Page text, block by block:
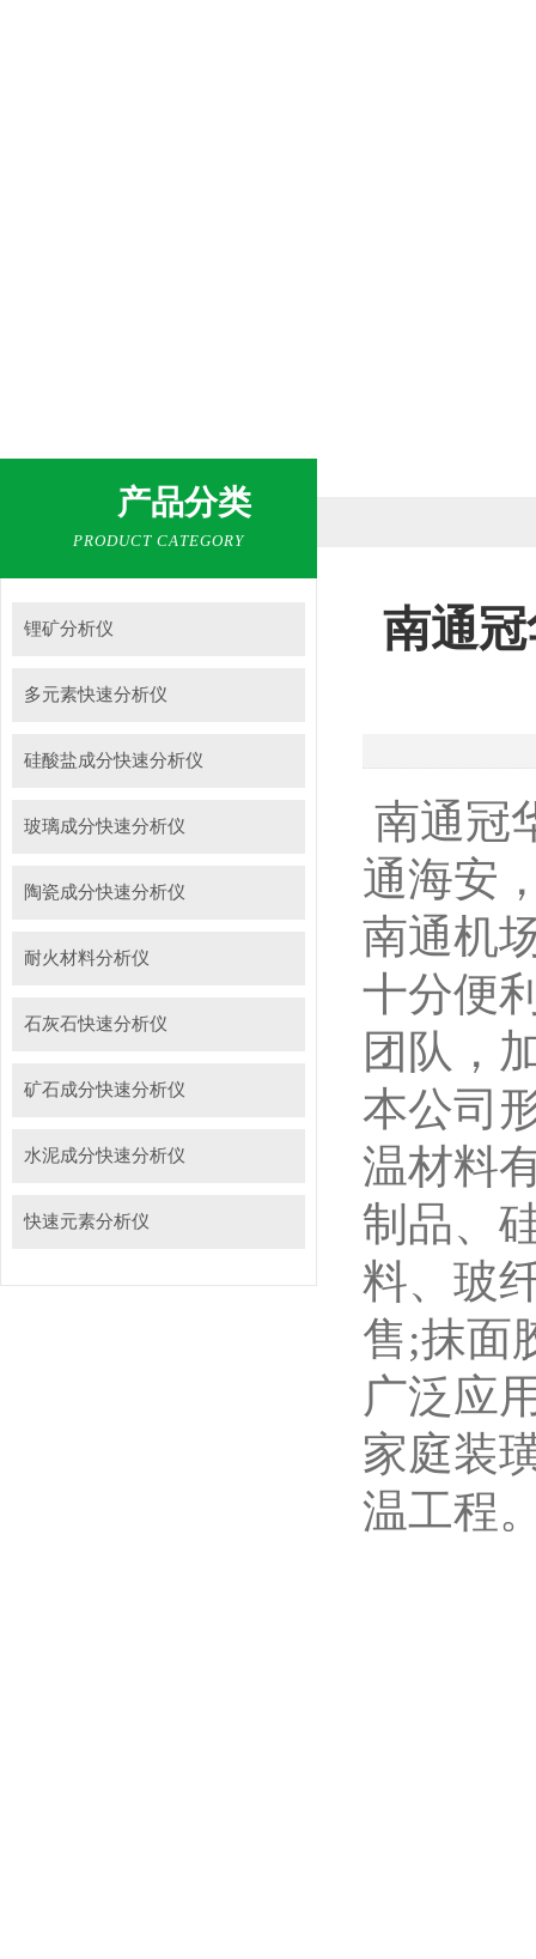
产品分类
PRODUCT CATEGORY
锂矿分析仪
多元素快速分析仪
硅酸盐成分快速分析仪
玻璃成分快速分析仪
陶瓷成分快速分析仪
耐火材料分析仪
石灰石快速分析仪
矿石成分快速分析仪
水泥成分快速分析仪
快速元素分析仪
南通
南通冠
通海安
南通机
十分便
团队，
本公司
温材料
制品、
料、玻
售;抹面
广泛应
家庭装
温工程